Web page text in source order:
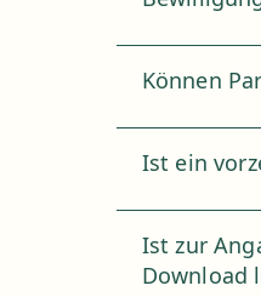
Können
Ist ein
Ist zur
Download